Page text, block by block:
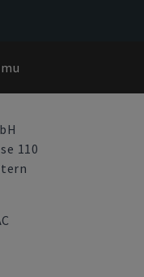
110